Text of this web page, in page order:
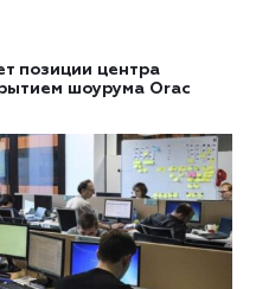
позиции центра
шоурума Orac